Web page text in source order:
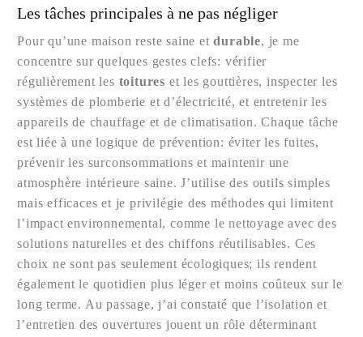
Les tâches principales à ne pas négliger
Pour qu’une maison reste saine etdurable, je me
concentre sur quelques gestes clefs: vérifier
régulièrement les toitures et les gouttières, inspecter les
systèmes de plomberie et d’électricité, et entretenir les
appareils de chauffage et de climatisation. Chaque tâche
est liée à une logique de prévention: éviter les fuites,
prévenir les surconsommations et maintenir une
atmosphère intérieure saine. J’utilise des outils simples
mais efficaces et je privilégie des méthodes qui limitent
l’impact environnemental, comme le nettoyage avec des
solutions naturelles et des chiffons réutilisables. Ces
choix ne sont pas seulement écologiques; ils rendent
également le quotidien plus léger et moins coûteux sur le
long terme. Au passage, j’ai constaté que l’isolation et
l’entretien des ouvertures jouent un rôle déterminant